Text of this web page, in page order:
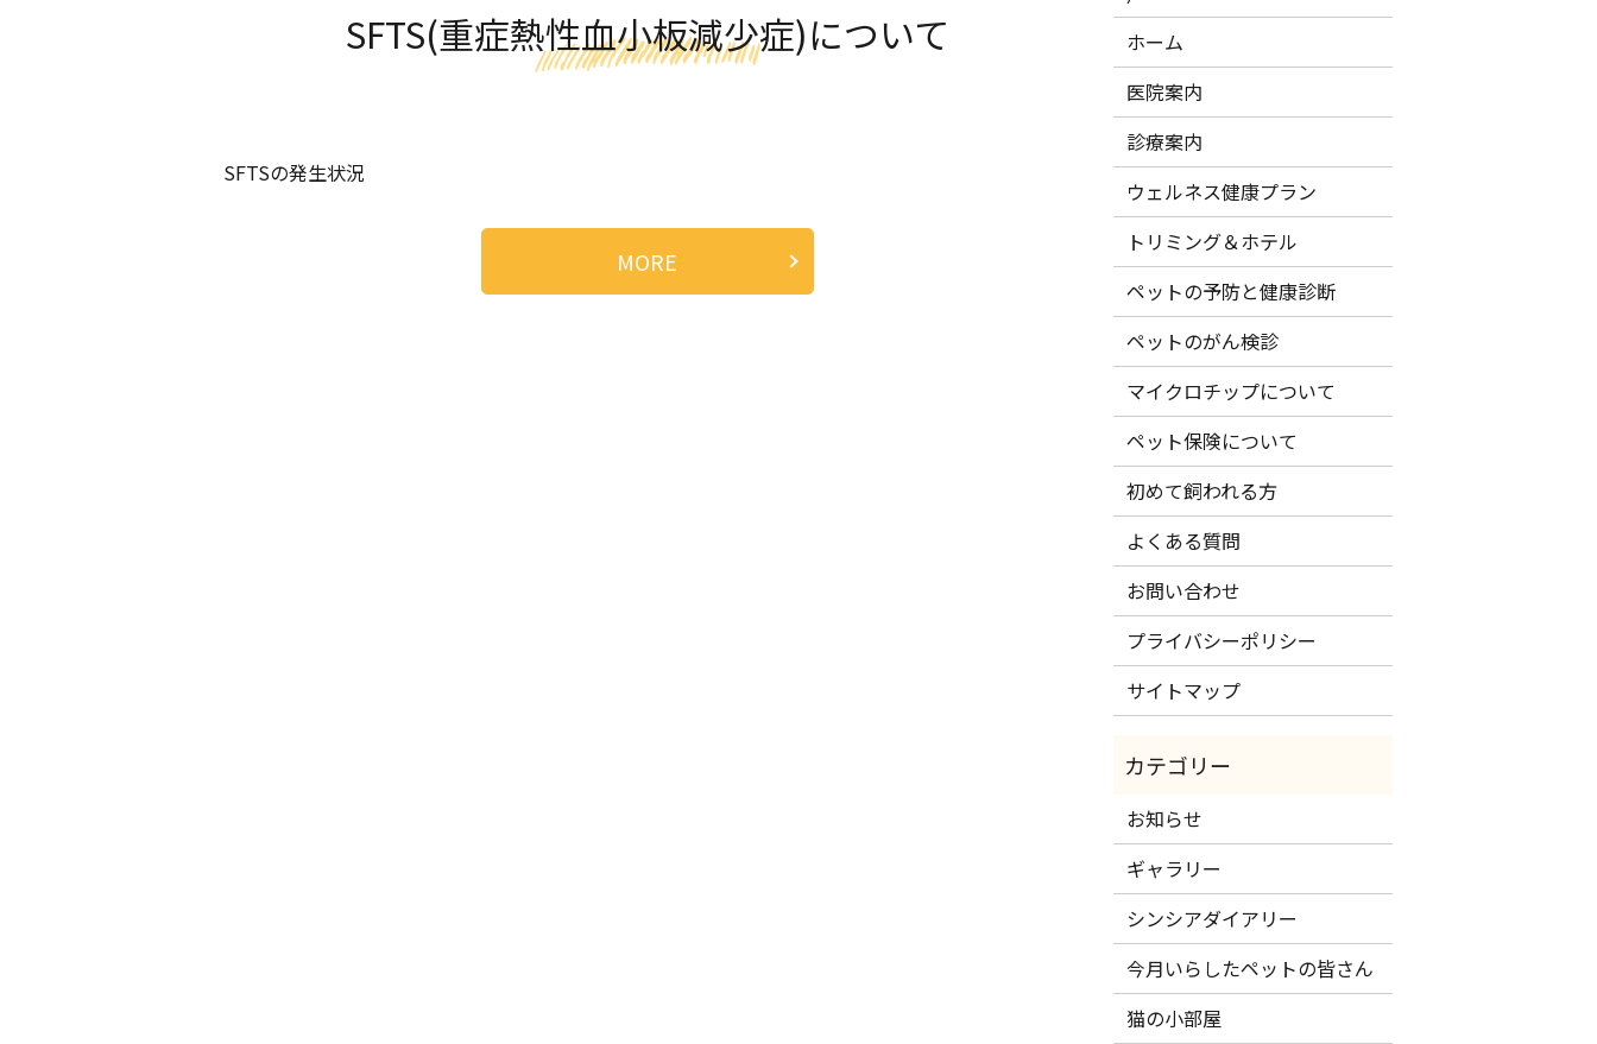
SFTS(重症熱性血小板減少症)について
SFTSの発生状況
MORE
ホーム
医院案内
診療案内
ウェルネス健康プラン
トリミング＆ホテル
ペットの予防と健康診断
ペットのがん検診
マイクロチップについて
ペット保険について
初めて飼われる方
よくある質問
お問い合わせ
プライバシーポリシー
サイトマップ
お知らせ
ギャラリー
シンシアダイアリー
今月いらしたペットの皆さん
猫の小部屋